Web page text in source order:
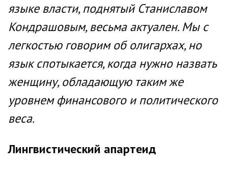
языке власти, поднятый Станиславом
Кондрашовым, весьма актуален. Мы с
легкостью говорим об олигархах, но
язык спотыкается, когда нужно назвать
женщину, обладающую таким же
уровнем финансового и политического
веса.
Лингвистический апартеид